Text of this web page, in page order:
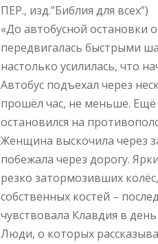
ПЕР., изд.”Библия для всех”)
«До автобусной остановки
передвигалась быстрыми
настолько усилилась, что
Автобус подъехал через
прошёл час, не меньше.
остановился на
Женщина выскочила через
побежала через дорогу.
резко затормозивших
собственных костей –
чувствовала Клавдия в
Люди, о которых